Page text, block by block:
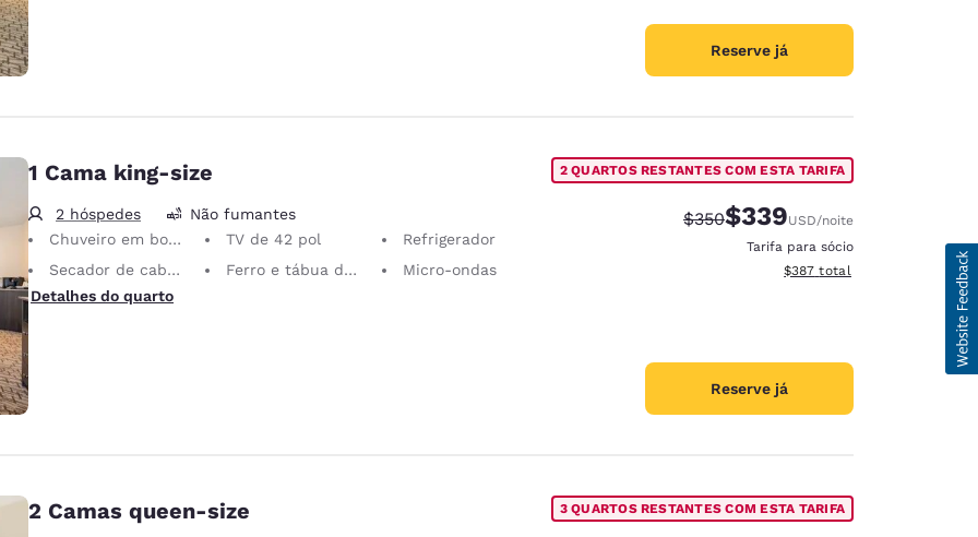
Reserve já
1 Cama king-size
2 hóspedes
Não fumantes
Chuveiro em box grande
TV de 42 pol
Refrigerador
Secador de cabelo
Ferro e tábua de passar roupa
Micro-ondas
Detalhes do quarto
2 QUARTOS RESTANTES COM ESTA TARIFA
Tarifa anterior “tachada”:
$350Tarifa com desconto:
$339USD/noite
Tarifa para sócio
Exibir detalhes do total
$387 total
Reserve já
2 Camas queen-size 3 QUARTOS RESTANTES COM ESTA TARIFA